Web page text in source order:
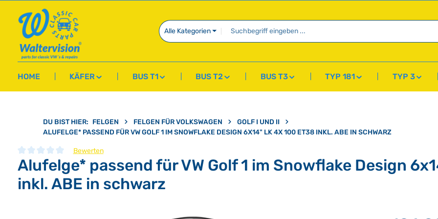
Zur Hauptnavigation springen
Alle Kategorien
HOME KÄFER BUS T1 BUS T2 BUS T3 TYP 181 TYP 3
DU BIST HIER: FELGEN FELGEN FÜR VOLKSWAGEN
GOLF I UND II
ALUFELGE* PASSEND FÜR VW GOLF 1 IM SNOWFLAKE DESIGN 6X14" LK 4X 100 ET38 INKL. ABE IN SCHWARZ
Durchschnittliche Bewertung von 0 von 5 Sternen
Bewerten
Alufelge* passend für VW Golf 1 im Snowflake Design
inkl. ABE in schwarz